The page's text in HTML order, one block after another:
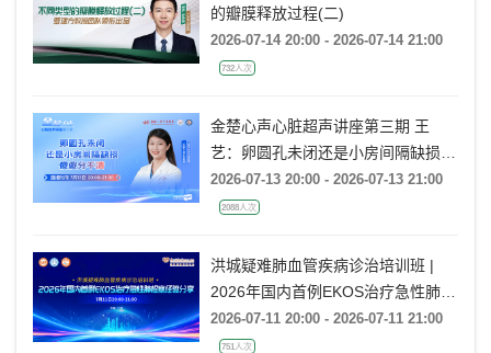
的瓣膜释放过程(二)
2026-07-14 20:00 - 2026-07-14 21:00
732人次
金楚心声心脏超声讲座第三期 王
艺：卵圆孔未闭还是小房间隔缺损，
傻傻分不清
2026-07-13 20:00 - 2026-07-13 21:00
2088人次
洪城疑难肺血管疾病诊治培训班 |
2026年国内首例EKOS治疗急性肺栓
塞经验分享
2026-07-11 20:00 - 2026-07-11 21:00
751人次